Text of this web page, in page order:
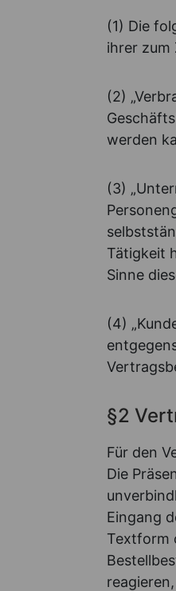
(1) Die
ihrer zum
(2)
werden
(3)
Tätigkeit
Sinne
(4)
§2
Für den
Die
Eingang
Textform